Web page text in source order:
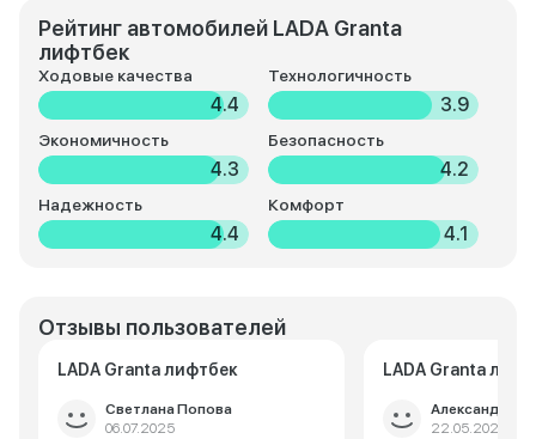
Рейтинг автомобилей LADA Granta
лифтбек
Ходовые качества
4.4
Технологичность
3.9
Экономичность
4.3
Безопасность
4.2
Надежность
4.4
Комфорт
4.1
Отзывы пользователей
LADA Granta лифтбек
Светлана Попова
06.07.2025
LADA Granta
Александр
22.05.2025